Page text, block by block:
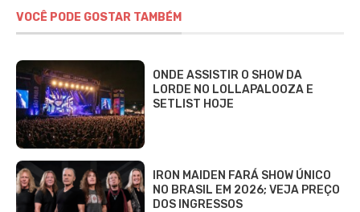
VOCÊ PODE GOSTAR TAMBÉM
ONDE ASSISTIR O SHOW DA
LORDE NO LOLLAPALOOZA E
SETLIST HOJE
IRON MAIDEN FARÁ SHOW ÚNICO
NO BRASIL EM 2026; VEJA PREÇO
DOS INGRESSOS